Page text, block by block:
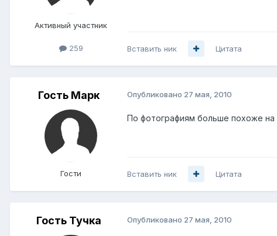
Активный участник
259 Вставить ник Цитата
Гость Марк
Гости
Опубликовано 27 мая, 2010
По фотографиям больше похоже на
Вставить ник Цитата
Гость Тучка Опубликовано 27 мая, 2010